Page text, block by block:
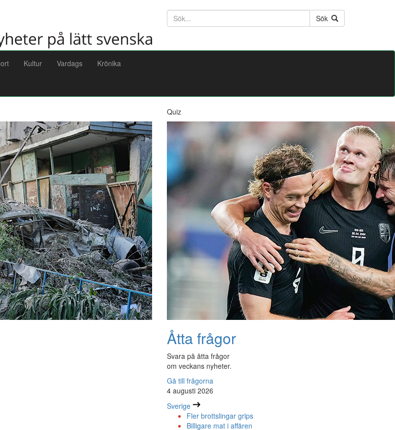
Söktext
Sök
Kultur Vardags Krönika
Quiz
Åtta frågor
Svara på åtta frågor
om veckans nyheter.
Gå till frågorna
4 augusti 2026
Sverige
Fler brottslingar grips
Billigare mat i affären